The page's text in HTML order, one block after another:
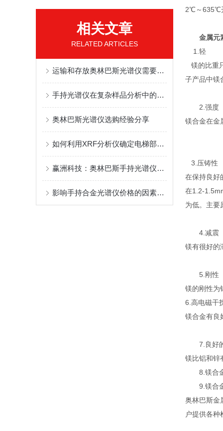
相关文章
RELATED ARTICLES
运输和存放奥林巴斯光谱仪需要注意哪些细节
手持光谱仪在复杂样品分析中的应用
奥林巴斯光谱仪选购经验分享
如何利用XRF分析仪确定电梯部件材质质量
赢洲科技：奥林巴斯手持光谱仪有哪些优势？
影响手持合金光谱仪价格的因素有哪些
2℃～635℃
金属元
1.轻
镁的比重
子产品中镁
2.强度
镁合金在金
3.压铸性
在保持良好
在1.2-
为低。主要
4.减震
镁有很好的
5.刚性
镁的刚性为
6.高电磁干
镁合金有良
7.良好
镁比铝和锌
8.镁合
9.镁合
奥林巴斯金
户提供各种